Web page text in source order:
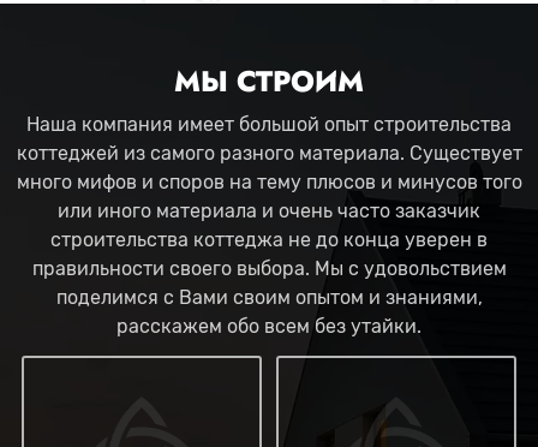
МЫ СТРОИМ
Наша компания имеет большой опыт строительства
коттеджей из самого разного материала. Существует
много мифов и споров на тему плюсов и минусов того
или иного материала и очень часто заказчик
строительства коттеджа не до конца уверен в
правильности своего выбора. Мы с удовольствием
поделимся с Вами своим опытом и знаниями,
расскажем обо всем без утайки.